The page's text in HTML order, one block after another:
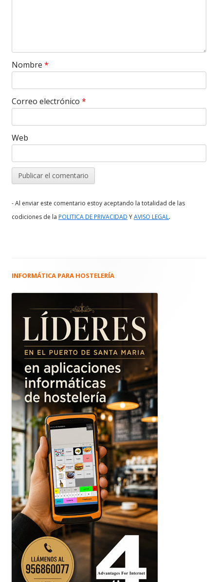
Nombre *
Correo electrónico *
Web
- Al enviar este comentario estoy aceptando la totalidad de las
codiciones de la POLITICA DE PRIVACIDAD YAVISO LEGAL.
Barra
principal
INFORMÁTICA PARA HOSTELERÍA